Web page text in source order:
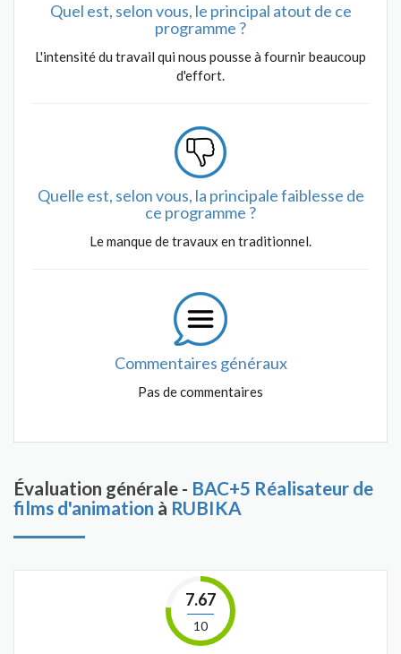
Quel est, selon vous, le principal atout de ce
programme ?
L'intensité du travail qui nous pousse à fournir beaucoup
d'effort.
Quelle est, selon vous, la principale faiblesse de
ce programme ?
Le manque de travaux en traditionnel.
Commentaires généraux
Pas de commentaires
Évaluation générale - BAC+5 Réalisateur de
films d'animation à RUBIKA
7.67
10